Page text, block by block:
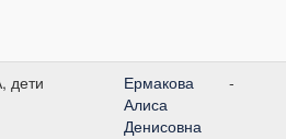
дети
Ермакова
Алиса
Денисовна
-